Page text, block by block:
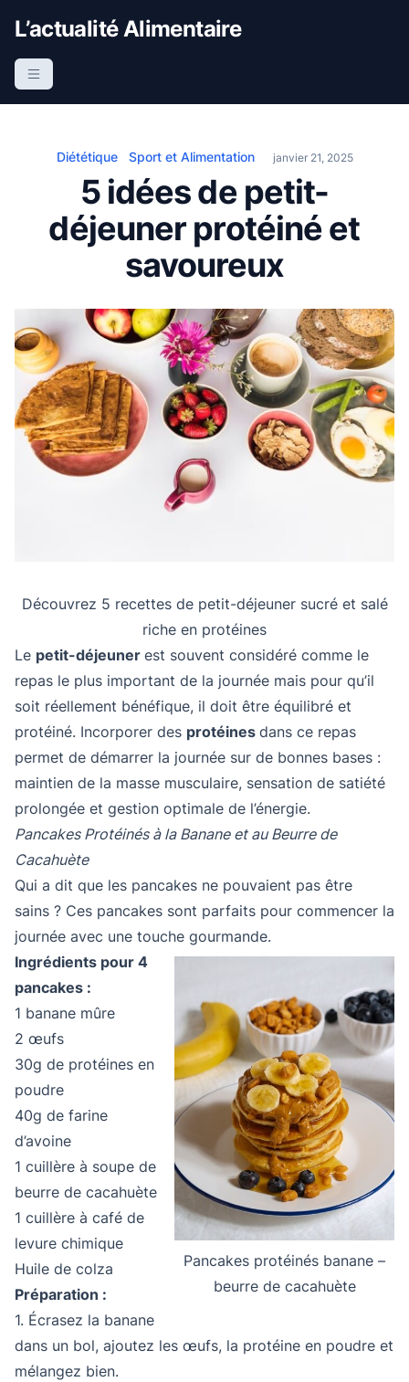
t
L’actualité Alimentaire
Diététique Sport et Alimentation janvier 21, 2025
5 idées de petit-
déjeuner protéiné et
savoureux
Découvrez 5 recettes de petit-déjeuner sucré et salé
riche en protéines
Le petit-déjeuner est souvent considéré comme le
repas le plus important de la journée mais pour qu’il
soit réellement bénéfique, il doit être équilibré et
protéiné. Incorporer des protéines dans ce repas
permet de démarrer la journée sur de bonnes bases :
maintien de la masse musculaire, sensation de satiété
prolongée et gestion optimale de l’énergie.
Pancakes Protéinés à la Banane et au Beurre de
Cacahuète
Qui a dit que les pancakes ne pouvaient pas être
sains ? Ces pancakes sont parfaits pour commencer la
journée avec une touche gourmande.
Pancakes protéinés banane –
beurre de cacahuète
Ingrédients pour 4
pancakes :
1 banane mûre
2 œufs
30g de protéines en
poudre
40g de farine
d’avoine
1 cuillère à soupe de
beurre de cacahuète
1 cuillère à café de
levure chimique
Huile de colza
Préparation :
1. Écrasez la banane
dans un bol, ajoutez les œufs, la protéine en poudre et
mélangez bien.